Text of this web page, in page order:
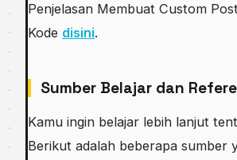
Penjelasan Membuat Custom
Kode disini.
Sumber Belajar dan
Kamu ingin belajar lebih lanjut
Berikut adalah beberapa sumber